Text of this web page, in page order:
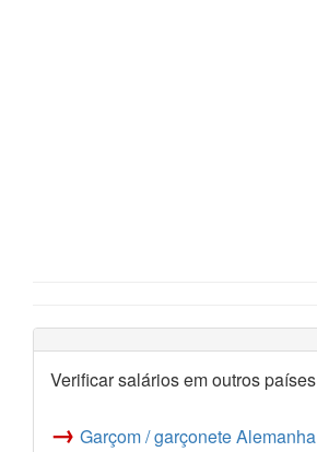
Verificar salários em outros países
→ Garçom / garçonete Alemanha